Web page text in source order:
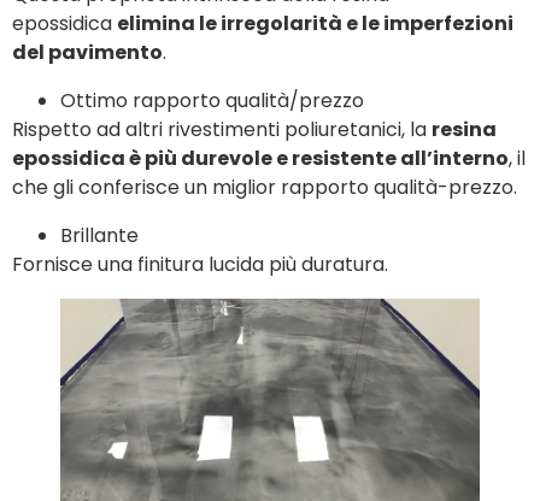
epossidica elimina le irregolarità e le imperfezioni
del pavimento.
Ottimo rapporto qualità/prezzo
Rispetto ad altri rivestimenti poliuretanici, la resina
epossidica è più durevole e resistente all’interno, il
che gli conferisce un miglior rapporto qualità-prezzo.
Brillante
Fornisce una finitura lucida più duratura.